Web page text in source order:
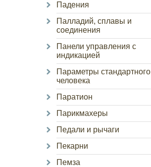
Падения
Палладий, сплавы и
соединения
Панели управления с
индикацией
Параметры стандартного
человека
Паратион
Парикмахеры
Педали и рычаги
Пекарни
Пемза